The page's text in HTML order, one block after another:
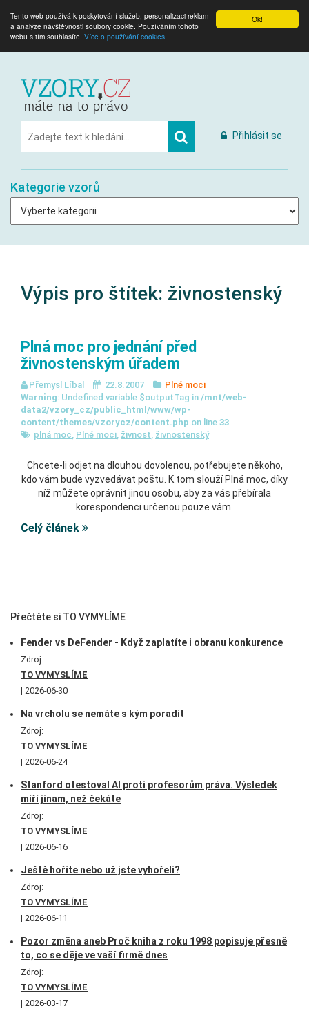
Ok!
Tento web používá k poskytování služeb, personalizaci reklam
a analýze návštěvnosti soubory cookie. Používáním tohoto
webu s tím souhlasíte. Více o používání cookies.
Přihlásit se
Kategorie vzorů
Výpis pro štítek: živnostenský
Plná moc pro jednání před
živnostenským úřadem
Přemysl Líbal 22.8.2007
Plné moci
Warning: Undefined variable $outputTag in /mnt/web-
data2/vzory_cz/public_html/www/wp-
content/themes/vzorycz/content.php on line 33
plná moc, Plné moci, živnost, živnostenský
Chcete-li odjet na dlouhou dovolenou, potřebujete někoho,
kdo vám bude vyzvedávat poštu. K tom slouží Plná moc, díky
níž můžete oprávnit jinou osobu, aby za vás přebírala
korespondenci určenou pouze vám.
Celý článek
Přečtěte si TO VYMYLÍME
Fender vs DeFender - Když zaplatíte i obranu konkurence
Zdroj:
TO VYMYSLÍME
2026-06-30
Na vrcholu se nemáte s kým poradit
Zdroj:
TO VYMYSLÍME
2026-06-24
Stanford otestoval AI proti profesorům práva. Výsledek
míří jinam, než čekáte
Zdroj:
TO VYMYSLÍME
2026-06-16
Ještě hoříte nebo už jste vyhořeli?
Zdroj:
TO VYMYSLÍME
2026-06-11
Pozor změna aneb Proč kniha z roku 1998 popisuje přesně
to, co se děje ve vaší firmě dnes
Zdroj:
TO VYMYSLÍME
2026-03-17